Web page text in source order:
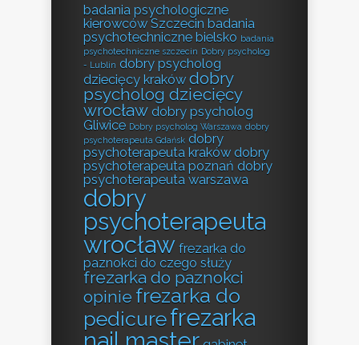
badania psychologiczne
kierowców Szczecin badania
psychotechniczne bielsko badania
psychotechniczne szczecin Dobry psycholog
- Lublin dobry psycholog
dziecięcy kraków dobry
psycholog dziecięcy
wrocław dobry psycholog
Gliwice Dobry psycholog Warszawa dobry
psychoterapeuta Gdańsk dobry
psychoterapeuta kraków dobry
psychoterapeuta poznań dobry
psychoterapeuta warszawa
dobry
psychoterapeuta
wrocław frezarka do
paznokci do czego służy
frezarka do paznokci
opinie frezarka do
pedicurefrezarka